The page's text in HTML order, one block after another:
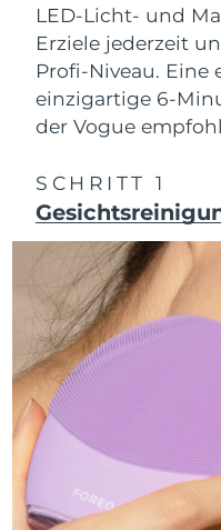
LED-Licht- und
Erziele jederzeit
Profi-Niveau. Eine
einzigartige 6-
der Vogue
SCHRITT 1
Isle of Man
Israel
Jersey
Kasachstan
Kuwait
Lettland